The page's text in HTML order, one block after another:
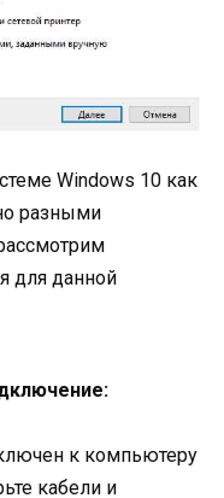
Windows 10 как
разными
для данной
к компьютеру
кабели и